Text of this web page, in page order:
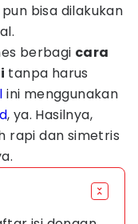
bisa dilakukan
berbagi cara
tanpa harus
ini menggunakan
, ya. Hasilnya,
rapi dan simetris